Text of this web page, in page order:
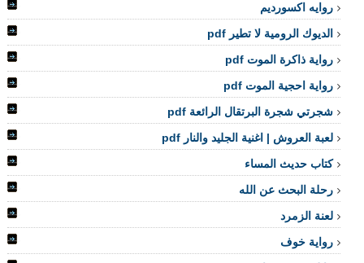
روايه اكسورديم
الديوك الرومية لا تطير pdf
رواية ذاكرة الموت pdf
رواية احجية الموت pdf
شجرتي شجرة البرتقال الرائعة pdf
لعبة العروش | اغنية الجليد والنار pdf
كتاب حديث المساء
رحلة البحث عن الله
لعنة الزمرد
رواية خوف